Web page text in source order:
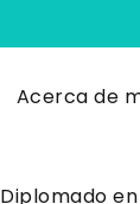
Acerca de
Diplomado en